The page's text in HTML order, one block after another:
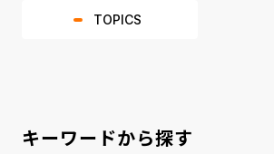
TOPICS
キーワードから探す